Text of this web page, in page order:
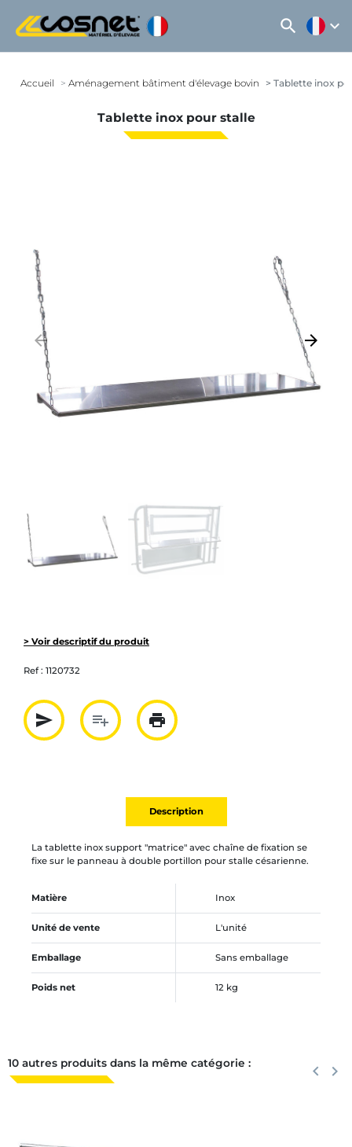
search expand_more
Accueil Aménagement bâtiment d'élevage bovin Tablette inox
Tablette inox pour stalle
arrow_backward Suivant
arrow_forward
> Voir descriptif du produit
Ref : 1120732
send
Partager par mail
playlist_add
Ajouter à la liste
print
Imprimer
Description
La tablette inox support "matrice" avec chaîne de fixation se
fixe sur le panneau à double portillon pour stalle césarienne.
Matière Inox
Unité de vente L'unité
Emballage Sans emballage
Poids net 12 kg
10 autres produits dans la même catégorie : keyboard_arrow_left keyboard_arrow_right